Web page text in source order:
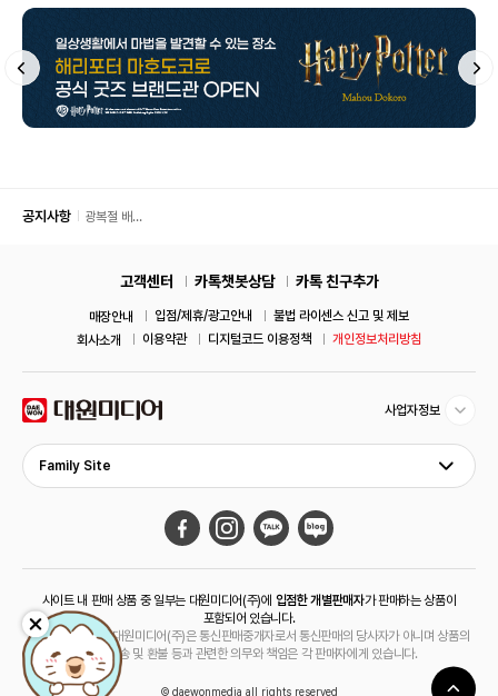
공지사항
광복절 배
고객센터 카톡챗봇상담 카톡 친구추가
매장안내 입점/제휴/광고안내
불법 라이센스 신고 및 제보
회사소개
이용약관 디지털코드 이용정책 개인정보처리방침
사업자정보
Family Site
사이트 내 판매 상품 중 일부는 대원미디어(주)에 입점한 개별판매자가 판매하는 상품이
포함되어 있습니다.
해당 상품의 경우 대원미디어(주)은 통신판매중개자로서 통신판매의 당사자가 아니며 상품의
주문, 배송 및 환불 등과 관련한 의무와 책임은 각 판매자에게 있습니다.
© daewonmedia all rights reserved